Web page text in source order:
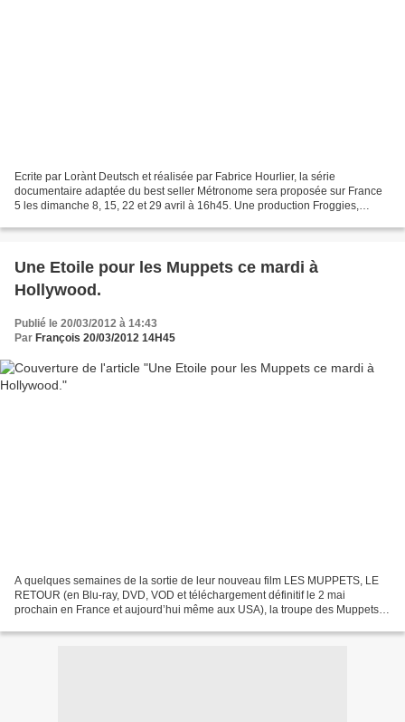
Ecrite par Lorànt Deutsch et réalisée par Fabrice Hourlier, la série
documentaire adaptée du best seller Métronome sera proposée sur France
5 les dimanche 8, 15, 22 et 29 avril à 16h45. Une production Froggies,
Une Etoile pour les Muppets ce mardi à
Hollywood.
Publié le 20/03/2012 à 14:43
Par François 20/03/2012 14H45
A quelques semaines de la sortie de leur nouveau film LES MUPPETS, LE
RETOUR (en Blu-ray, DVD, VOD et téléchargement définitif le 2 mai
prochain en France et aujourd’hui même aux USA), la troupe des Muppets